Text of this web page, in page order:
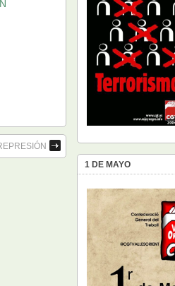
1 DE MAYO